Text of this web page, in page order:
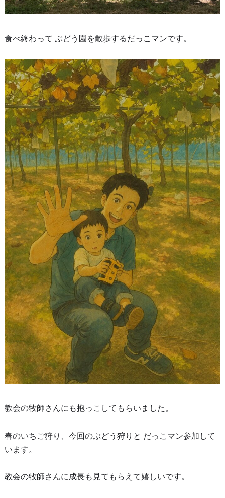
食べ終わって ぶどう園を散歩するだっこマンです。
教会の牧師さんにも抱っこしてもらいました。
春のいちご狩り、今回のぶどう狩りと だっこマン参加して
います。
教会の牧師さんに成長も見てもらえて嬉しいです。